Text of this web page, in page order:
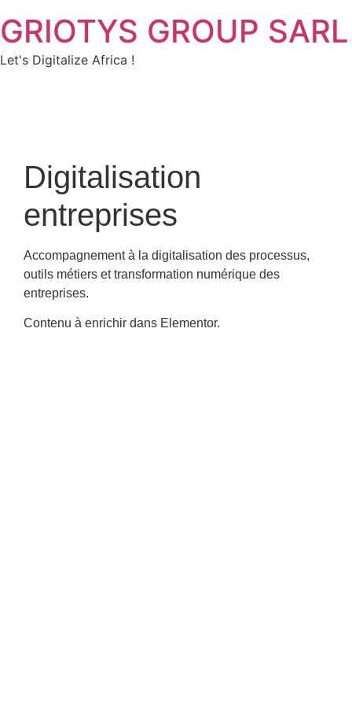
GRIOTYS GROUP SARL
Let's Digitalize Africa !
Digitalisation
entreprises
Accompagnement à la digitalisation des processus,
outils métiers et transformation numérique des
entreprises.
Contenu à enrichir dans Elementor.